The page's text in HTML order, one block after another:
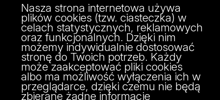
ul. Narutowicza 68, 90-136 Łódź
NIP: 724 000 32 43
Adres do doręczeń elektronicznych (ADE):
AE:PL-74796-17640-IHHIV-17
KONTAKT
Nasza strona internetowa używa
plików cookies (tzw. ciasteczka) w
celach statystycznych, reklamowych
oraz funkcjonalnych. Dzięki nim
możemy indywidualnie dostosować
stronę do Twoich potrzeb. Każdy
może zaakceptować pliki cookies
albo ma możliwość wyłączenia ich w
przeglądarce, dzięki czemu nie będą
zbierane żadne informacje